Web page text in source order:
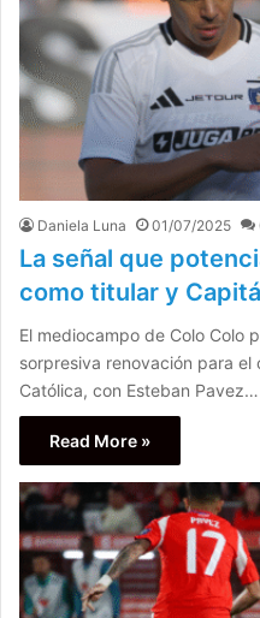
Daniela Luna 01/07/2025
La señal que
como titular y
El mediocampo de Colo Colo
sorpresiva renovación para
Católica, con Esteban Pavez…
Read More »